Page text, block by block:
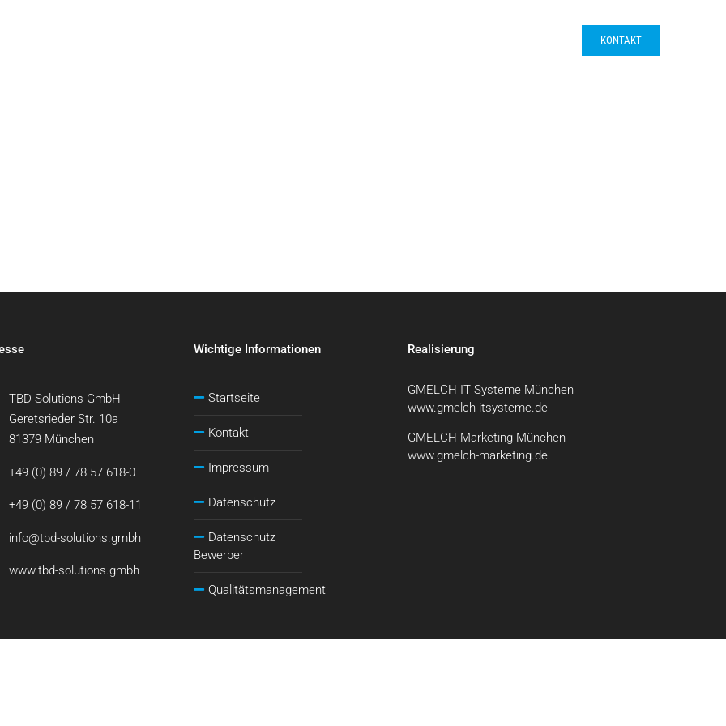
KONTAKT
TBD-Solutions GmbH
Geretsrieder Str. 10a
81379 München
+49 (0) 89 / 78 57 618-0
+49 (0) 89 / 78 57 618-11
info@tbd-solutions.gmbh
www.tbd-solutions.gmbh
Wichtige Informationen
Startseite
Kontakt
Impressum
Datenschutz
Datenschutz
Bewerber
Qualitätsmanagement
Realisierung
GMELCH IT Systeme München
www.gmelch-itsysteme.de
GMELCH Marketing München
www.gmelch-marketing.de